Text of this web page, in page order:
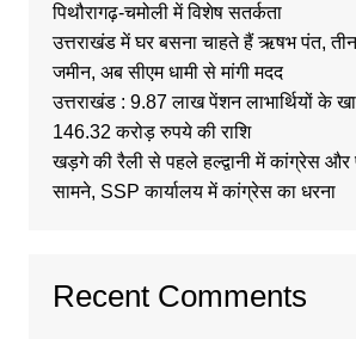
पिथौरागढ़-चमोली में विशेष सतर्कता
उत्तराखंड में घर बसना चाहते हैं ऋषभ पंत,
जमीन, अब सीएम धामी से मांगी मदद
उत्तराखंड : 9.87 लाख पेंशन लाभार्थियों के
146.32 करोड़ रुपये की राशि
खड़गे की रैली से पहले हल्द्वानी में कांग्रेस
सामने, SSP कार्यालय में कांग्रेस का धरना
Recent Comments